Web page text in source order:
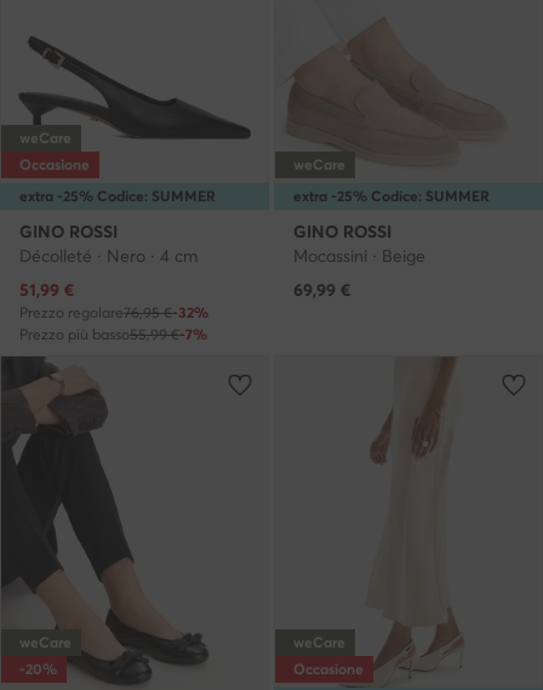
extra -25% Codice: SUMMER
weCare
Occasione
GINO ROSSI
Décolleté · Nero · 4 cm
Prezzo attuale
51,99 €
Prezzo regolare76,95 €-32%
Prezzo più basso55,99 €-7%
extra -25% Codice: SUMMER
weCare
GINO ROSSI
Mocassini · Beige
69,99 €
weCare
-20%
weCare
Occasione